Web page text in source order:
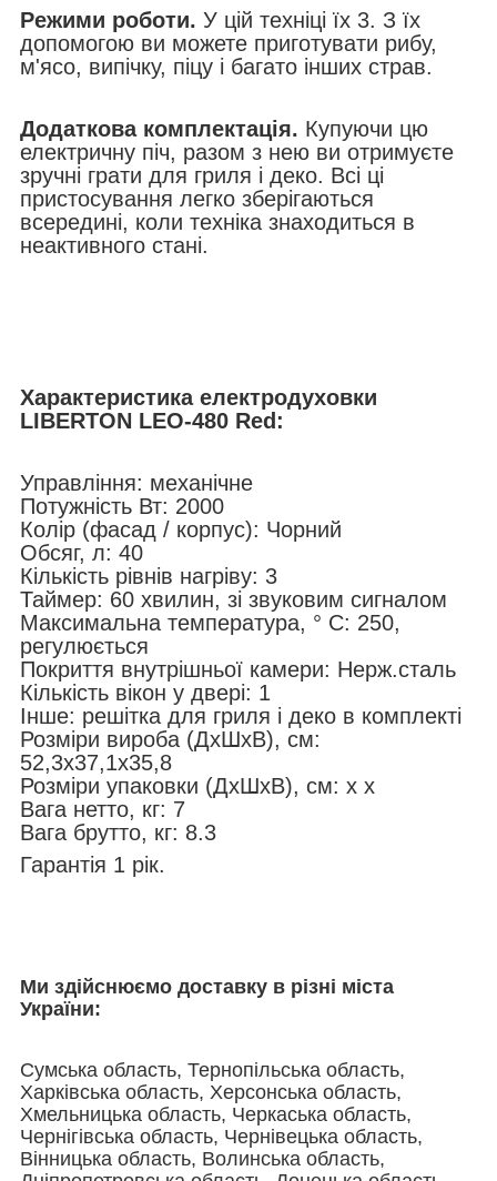
Режими роботи. У цій техніці їх 3. З їх
допомогою ви можете приготувати рибу,
м'ясо, випічку, піцу і багато інших страв.
Додаткова комплектація. Купуючи цю
електричну піч, разом з нею ви отримуєте
зручні грати для гриля і деко. Всі ці
пристосування легко зберігаються
всередині, коли техніка знаходиться в
неактивного стані.
Характеристика електродуховки
LIBERTON LEO-480 Red :
Управління: механічне
Потужність Вт: 2000
Колір (фасад / корпус): Чорний
Обсяг, л: 40
Кількість рівнів нагріву: 3
Таймер: 60 хвилин, зі звуковим сигналом
Максимальна температура, ° C: 250,
регулюється
Покриття внутрішньої камери: Нерж.сталь
Кількість вікон у двері: 1
Інше: решітка для гриля і деко в комплекті
Розміри вироба (ДхШхВ), см:
52,3х37,1х35,8
Розміри упаковки (ДхШхВ), см: х х
Вага нетто, кг: 7
Вага брутто, кг: 8.3
Гарантія 1 рік.
Ми здійснюємо доставку в різні міста
України:
Сумська область, Тернопільська область,
Харківська область, Херсонська область,
Хмельницька область, Черкаська область,
Чернігівська область, Чернівецька область,
Вінницька область, Волинська область,